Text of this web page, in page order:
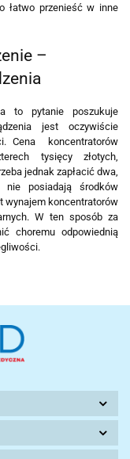
łatwo przenieść w inne
–
to pytanie poszukuje
jest oczywiście
Cena koncentratorów
tysięcy złotych,
jednak zapłacić dwa,
posiadają środków
wynajem koncentratorów
W ten sposób za
choremu odpowiednią